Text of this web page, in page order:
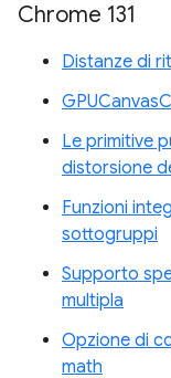
Chrome 131
Distanze di
Le primitive
distorsione
Funzioni
sottogruppi
Supporto
multipla
Opzione di
math